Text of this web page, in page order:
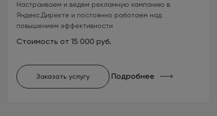
Настраиваем и ведем рекламную кампанию в
Яндекс.Директе и постоянно работаем над
повышением эффективности
Стоимость от 15 000 руб.
Заказать услугу Подробнее